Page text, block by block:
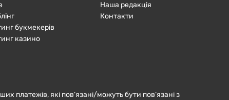
букмекерів
казино
Наша редакція
Контакти
платежів, які пов’язані/можуть бути пов’язані з